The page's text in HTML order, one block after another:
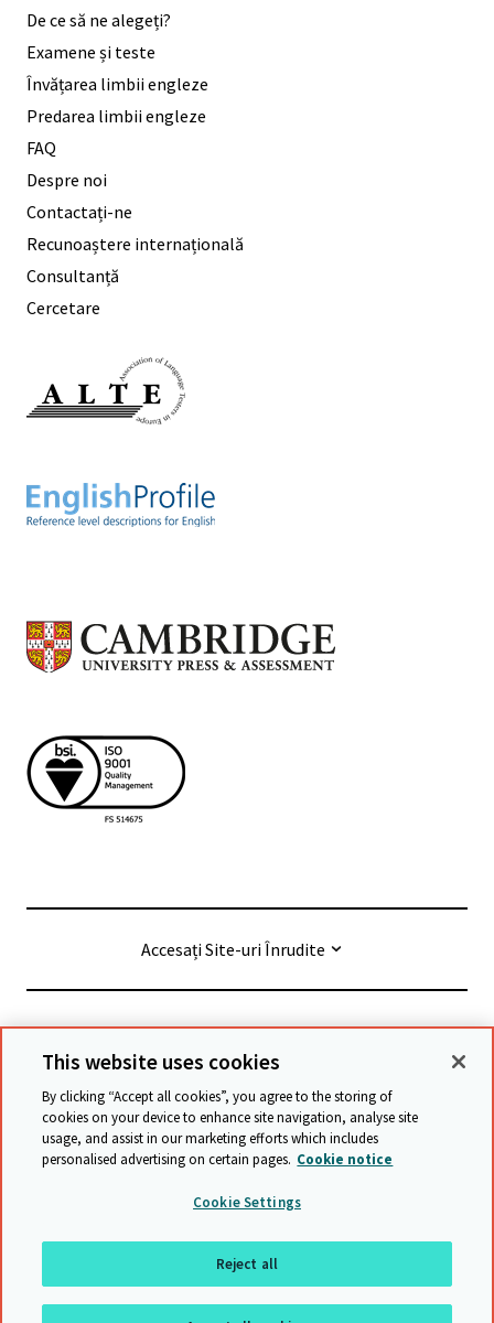
De ce să ne alegeți?
Examene și teste
Învățarea limbii engleze
Predarea limbii engleze
FAQ
Despre noi
Contactați-ne
Recunoaștere internațională
Consultanță
Cercetare
Accesați Site-uri Înrudite
© Cambridge University Press & Assessment
Termeni și condiții
Protecția datelor
Accessibility statement
Declarație privind sclavia modernă
Harta site-ului
Înapoi sus
This website uses cookies
By clicking “Accept all cookies”, you agree to the storing of
cookies on your device to enhance site navigation, analyse site
usage, and assist in our marketing efforts which includes
personalised advertising on certain pages. Cookie notice
Cookie Settings
Reject all